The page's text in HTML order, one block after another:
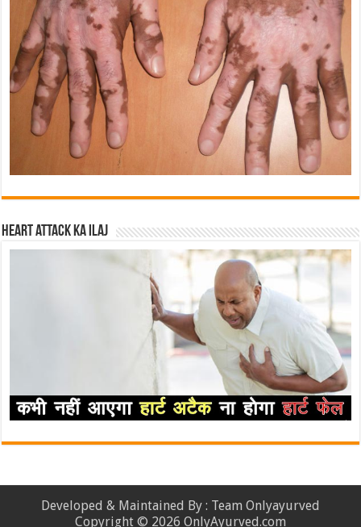
Heart attack ka ilaj
Developed & Maintained By : Team Onlyayurved
Copyright © 2026 OnlyAyurved.com